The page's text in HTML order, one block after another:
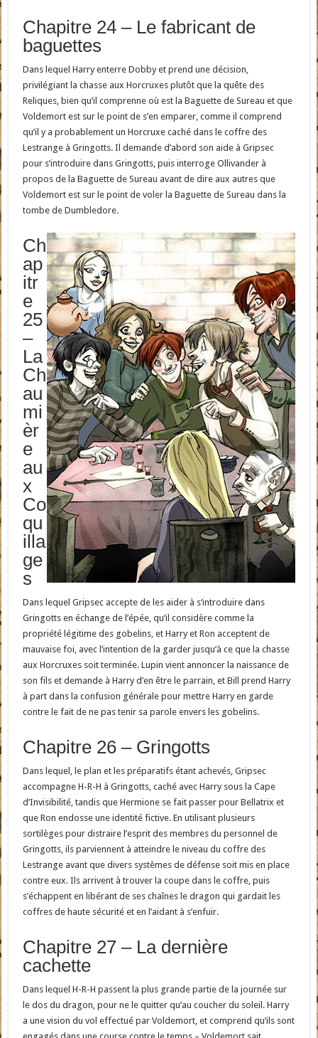
Chapitre 24 – Le fabricant de
baguettes
Dans lequel Harry enterre Dobby et prend une décision,
privilégiant la chasse aux Horcruxes plutôt que la quête des
Reliques, bien qu’il comprenne où est la Baguette de Sureau et que
Voldemort est sur le point de s’en emparer, comme il comprend
qu’il y a probablement un Horcruxe caché dans le coffre des
Lestrange à Gringotts. Il demande d’abord son aide à Gripsec
pour s’introduire dans Gringotts, puis interroge Ollivander à
propos de la Baguette de Sureau avant de dire aux autres que
Voldemort est sur le point de voler la Baguette de Sureau dans la
tombe de Dumbledore.
Ch
ap
itr
e
25
–
La
Ch
au
mi
èr
e
au
x
Co
qu
illa
ge
s
Dans lequel Gripsec accepte de les aider à s’introduire dans
Gringotts en échange de l’épée, qu’il considère comme la
propriété légitime des gobelins, et Harry et Ron acceptent de
mauvaise foi, avec l’intention de la garder jusqu’à ce que la chasse
aux Horcruxes soit terminée. Lupin vient annoncer la naissance de
son fils et demande à Harry d’en être le parrain, et Bill prend Harry
à part dans la confusion générale pour mettre Harry en garde
contre le fait de ne pas tenir sa parole envers les gobelins.
Chapitre 26 – Gringotts
Dans lequel, le plan et les préparatifs étant achevés, Gripsec
accompagne H-R-H à Gringotts, caché avec Harry sous la Cape
d’Invisibilité, tandis que Hermione se fait passer pour Bellatrix et
que Ron endosse une identité fictive. En utilisant plusieurs
sortilèges pour distraire l’esprit des membres du personnel de
Gringotts, ils parviennent à atteindre le niveau du coffre des
Lestrange avant que divers systèmes de défense soit mis en place
contre eux. Ils arrivent à trouver la coupe dans le coffre, puis
s’échappent en libérant de ses chaînes le dragon qui gardait les
coffres de haute sécurité et en l’aidant à s’enfuir.
Chapitre 27 – La dernière
cachette
Dans lequel H-R-H passent la plus grande partie de la journée sur
le dos du dragon, pour ne le quitter qu’au coucher du soleil. Harry
a une vision du vol effectué par Voldemort, et comprend qu’ils sont